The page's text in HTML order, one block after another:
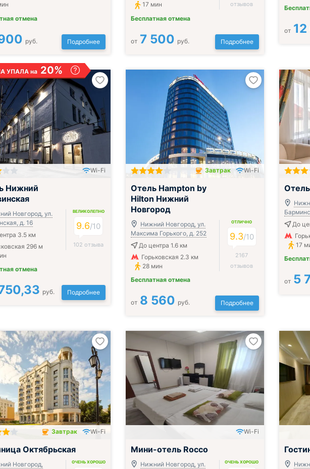
отмена
руб. Подробнее
17 мин
Бесплатная отмена
отзывов
от 7 500 руб. Подробнее
от
УПАЛА на 20%
Wi-Fi
Нижний
Новгород, ул.
д. 16
3.5 км
296 м
отмена
ВЕЛИКОЛЕПНО
9.6/10
102 отзыва
руб. Подробнее
Завтрак Wi-Fi
Отель Hampton by
Hilton Нижний
Новгород
Нижний Новгород, ул.
Максима Горького, д. 252
До центра 1.6 км
Горьковская 2.3 км
28 мин
Бесплатная отмена
ОТЛИЧНО
9.3/10
2167
отзывов
от 8 560 руб. Подробнее
До
17
от 5
Завтрак Wi-Fi
Октябрьская
Новгород,
ОЧЕНЬ ХОРОШО
Wi-Fi
Мини-отель Rocco
Нижний Новгород, ул.
ОЧЕНЬ ХОРОШО